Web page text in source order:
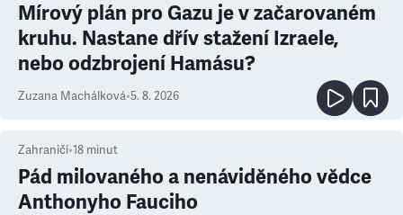
Mírový plán pro Gazu je v začarovaném
kruhu. Nastane dřív stažení Izraele,
nebo odzbrojení Hamásu?
Zuzana Machálková•5. 8. 2026
Zahraničí•18 minut
Pád milovaného a nenáviděného vědce
Anthonyho Fauciho